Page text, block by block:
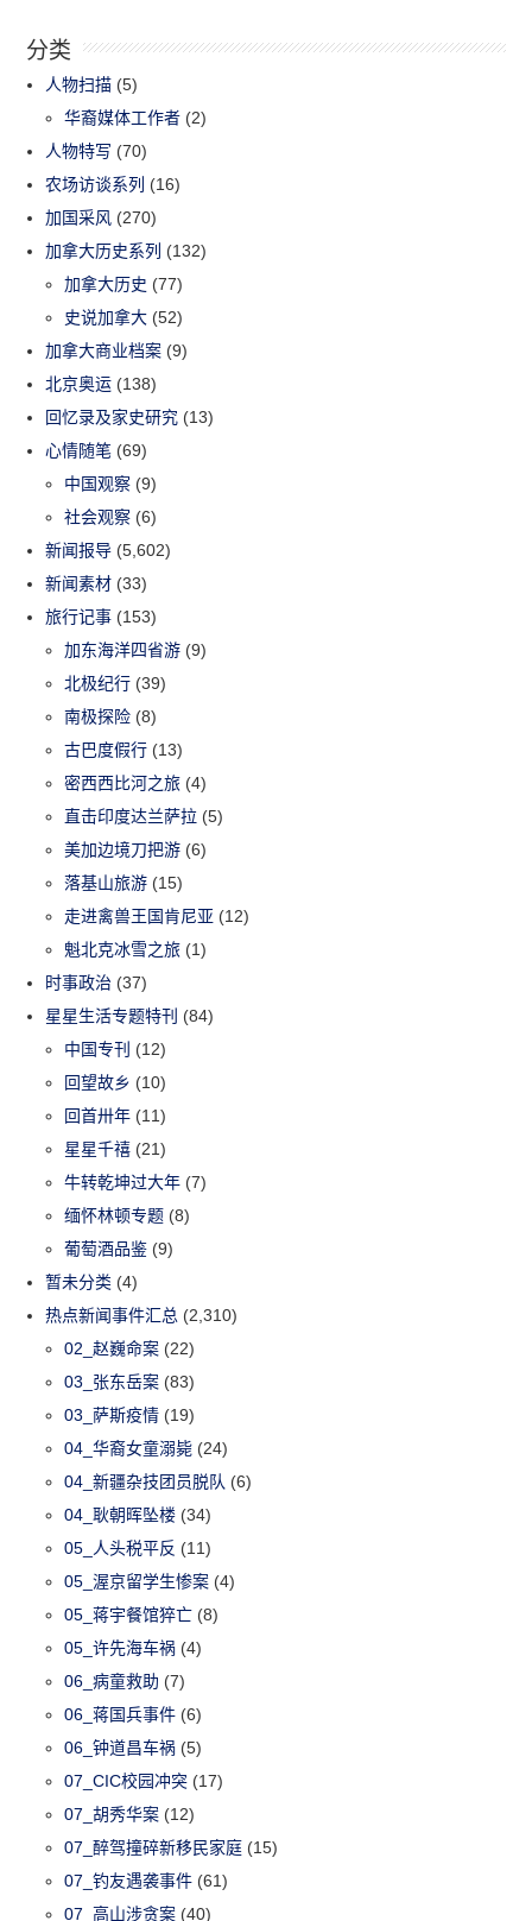
分类
人物扫描 (5)
华裔媒体工作者 (2)
人物特写 (70)
农场访谈系列 (16)
加国采风 (270)
加拿大历史系列 (132)
加拿大历史 (77)
史说加拿大 (52)
加拿大商业档案 (9)
北京奥运 (138)
回忆录及家史研究 (13)
心情随笔 (69)
中国观察 (9)
社会观察 (6)
新闻报导 (5,602)
新闻素材 (33)
旅行记事 (153)
加东海洋四省游 (9)
北极纪行 (39)
南极探险 (8)
古巴度假行 (13)
密西西比河之旅 (4)
直击印度达兰萨拉 (5)
美加边境刀把游 (6)
落基山旅游 (15)
走进禽兽王国肯尼亚 (12)
魁北克冰雪之旅 (1)
时事政治 (37)
星星生活专题特刊 (84)
中国专刊 (12)
回望故乡 (10)
回首卅年 (11)
星星千禧 (21)
牛转乾坤过大年 (7)
缅怀林顿专题 (8)
葡萄酒品鉴 (9)
暂未分类 (4)
热点新闻事件汇总 (2,310)
02_赵巍命案 (22)
03_张东岳案 (83)
03_萨斯疫情 (19)
04_华裔女童溺毙 (24)
04_新疆杂技团员脱队 (6)
04_耿朝晖坠楼 (34)
05_人头税平反 (11)
05_渥京留学生惨案 (4)
05_蒋宇餐馆猝亡 (8)
05_许先海车祸 (4)
06_病童救助 (7)
06_蒋国兵事件 (6)
06_钟道昌车祸 (5)
07_CIC校园冲突 (17)
07_胡秀华案 (12)
07_醉驾撞碎新移民家庭 (15)
07_钓友遇袭事件 (61)
07_高山涉贪案 (40)